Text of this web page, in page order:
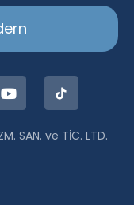
SAN. ve TİC. LTD.